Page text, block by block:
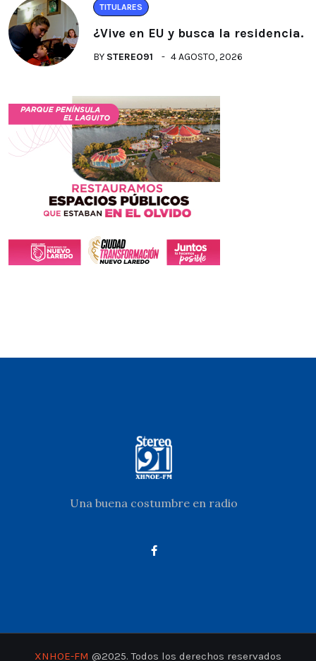
TITULARES
¿Vive en EU y busca la residencia.
BY STEREO91 4 AGOSTO, 2026
Una buena costumbre en radio
XNHOE-FM @2025. Todos los derechos reservados